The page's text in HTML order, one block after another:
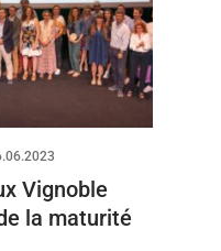
Vignoble
la maturité